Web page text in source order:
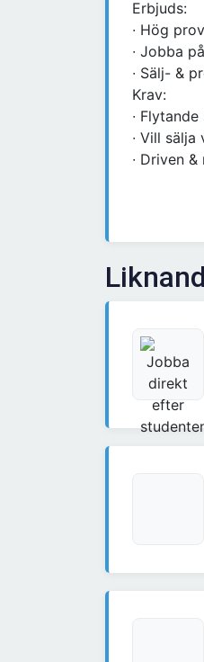
Erbjuds:
∙ Hög
∙ Jobba
∙ Sälj- &
Krav:
∙
∙ Vill
∙ Driven